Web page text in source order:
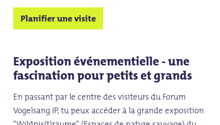
Planifier une visite
Exposition événementielle - une
fascination pour petits et grands
En passant par le centre des visiteurs du Forum
Vogelsang IP, tu peux accéder à la grande exposition